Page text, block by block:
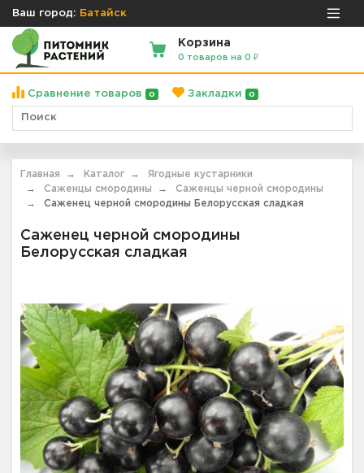
Ваш город: Батайск
Корзина
0 товаров на 0 ₽
Сравнение товаров 0 Закладки 0
Главная Каталог
Ягодные кустарники
Саженцы смородины
Саженцы черной смородины
Саженец черной смородины Белорусская сладкая
Саженец черной смородины
Белорусская сладкая